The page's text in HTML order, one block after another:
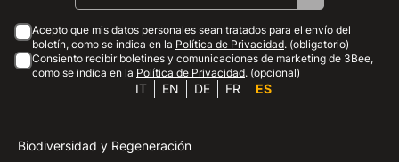
Acepto que mis datos personales sean tratados para el envío del
boletín, como se indica en la Política de Privacidad. (obligatorio)
Consiento recibir boletines y comunicaciones de marketing de 3Bee,
como se indica en la Política de Privacidad. (opcional)
IT EN DE FR ES
Biodiversidad y Regeneración